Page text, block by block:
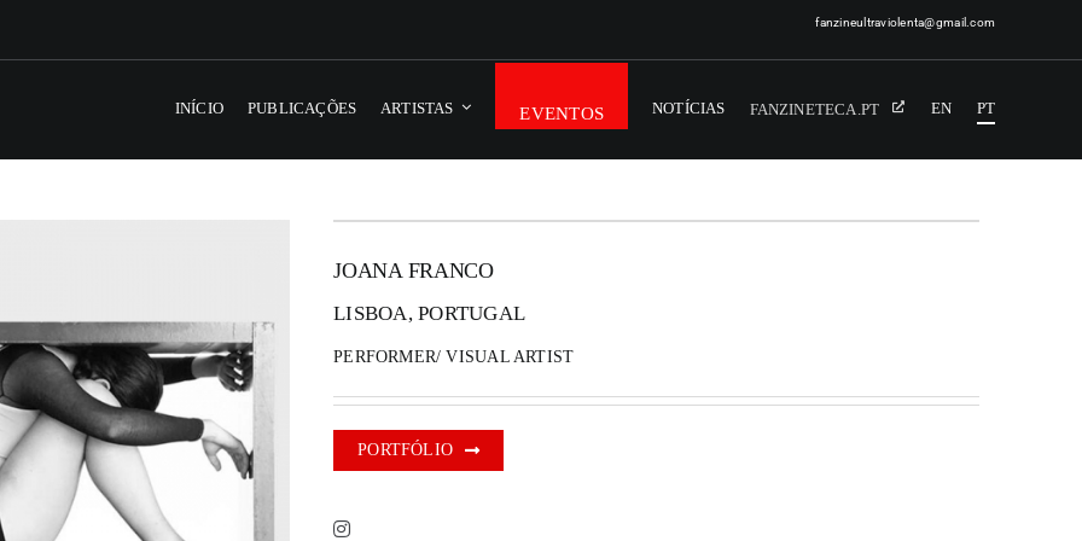
fanzineultraviolenta@gmail.com
INÍCIO PUBLICAÇÕES ARTISTAS EVENTOS NOTÍCIAS FANZINETECA.PT EN PT
JOANA FRANCO
LISBOA, PORTUGAL
PERFORMER/ VISUAL ARTIST
PORTFÓLIO